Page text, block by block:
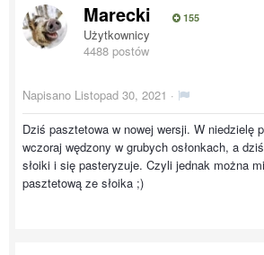
Marecki 155
Użytkownicy
4488 postów
Napisano Listopad 30, 2021 ·
Dziś pasztetowa w nowej wersji. W niedzielę
wczoraj wędzony w grubych osłonkach, a
słoiki i się pasteryzuje. Czyli jednak można
pasztetową ze słoika ;)